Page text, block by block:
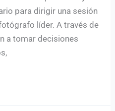
para dirigir una sesión
líder. A través de
a tomar decisiones